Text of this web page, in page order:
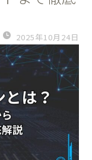
2025年10月24日